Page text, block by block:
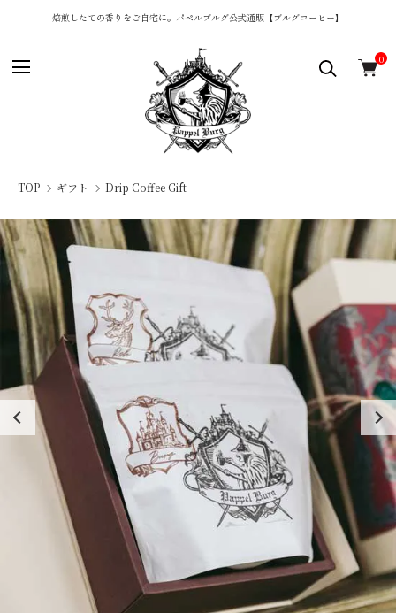
焙煎したての香りをご自宅に。パペルブルグ公式通販【ブルグコーヒー】
0
TOP ギフト Drip Coffee Gift